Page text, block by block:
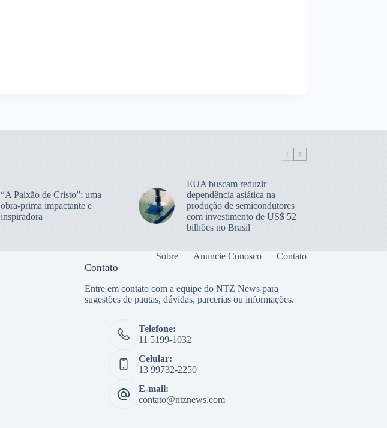
“A Paixão de Cristo”: uma
obra-prima impactante e
inspiradora
EUA buscam reduzir
dependência asiática na
produção de semicondutores
com investimento de US$ 52
bilhões no Brasil
Sobre Anuncie Conosco Contato
Contato
Entre em contato com a equipe do NTZ News para
sugestões de pautas, dúvidas, parcerias ou informações.
Telefone:
11 5199-1032
Celular:
13 99732-2250
E-mail:
contato@ntznews.com